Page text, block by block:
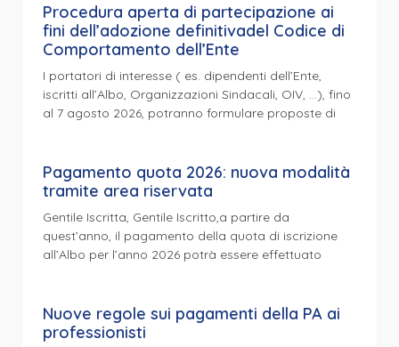
Procedura aperta di partecipazione ai
fini dell’adozione definitivadel Codice di
Comportamento dell’Ente
I portatori di interesse ( es. dipendenti dell’Ente,
iscritti all’Albo, Organizzazioni Sindacali, OIV, …), fino
al 7 agosto 2026, potranno formulare proposte di
Pagamento quota 2026: nuova modalità
tramite area riservata
Gentile Iscritta, Gentile Iscritto,a partire da
quest’anno, il pagamento della quota di iscrizione
all’Albo per l’anno 2026 potrà essere effettuato
Nuove regole sui pagamenti della PA ai
professionisti